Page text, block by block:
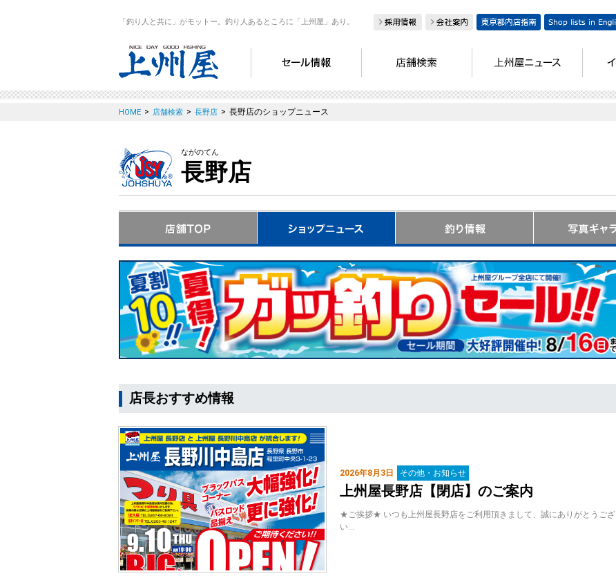
「釣り人と共に」がモットー。釣り人あるところに「上州屋」あり。
HOME > 店舗検索 > 長野店 > 長野店のショップニュース
ながのてん
長野店
店長おすすめ情報
2026年8月3日 その他・お知らせ
上州屋長野店【閉店】のご案内
★ご挨拶★ いつも上州屋長野店をご利用頂きまして、誠にありがとうござ
い…